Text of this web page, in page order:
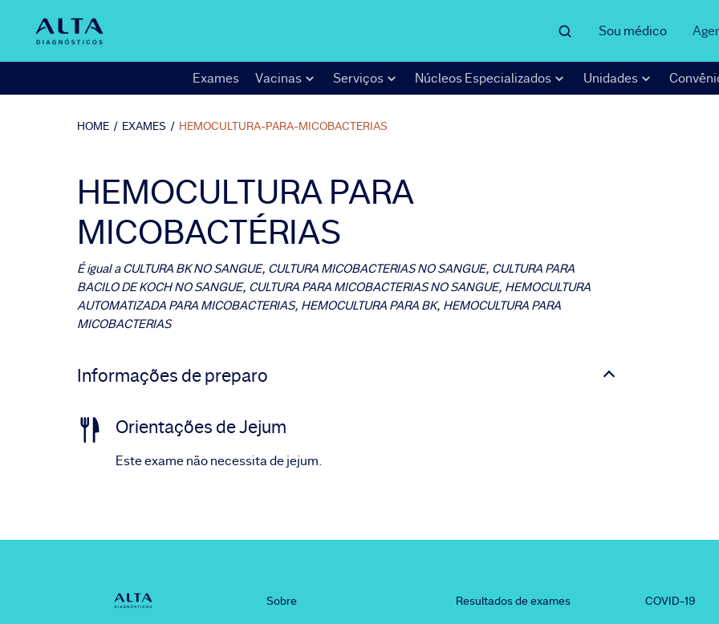
Sou médico
Exames Vacinas Serviços Núcleos Especializados Unidades
HOME / EXAMES / HEMOCULTURA-PARA-MICOBACTERIAS
HEMOCULTURA PARA
MICOBACTÉRIAS
É igual a CULTURA BK NO SANGUE, CULTURA MICOBACTERIAS NO SANGUE, CULTURA PARA
BACILO DE KOCH NO SANGUE, CULTURA PARA MICOBACTERIAS NO SANGUE, HEMOCULTURA
AUTOMATIZADA PARA MICOBACTERIAS, HEMOCULTURA PARA BK, HEMOCULTURA PARA
MICOBACTERIAS
Informações de preparo
Orientações de Jejum
Este exame não necessita de jejum.
Sobre Resultados de exames COVID-19